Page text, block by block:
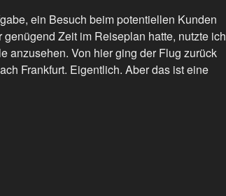
ein Besuch beim potentiellen Kunden
Zeit im Reiseplan hatte, nutzte ich
anzusehen. Von hier ging der Flug zurück
Frankfurt. Eigentlich. Aber das ist eine